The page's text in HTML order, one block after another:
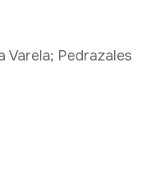
Varela; Pedrazales